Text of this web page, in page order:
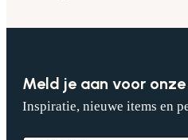
Meld je aan voor
Inspiratie, nieuwe items en